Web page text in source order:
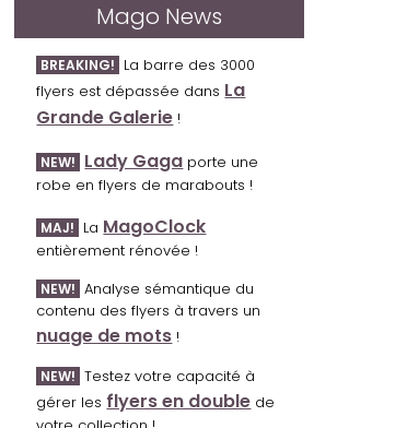
Mago News
BREAKING! La barre des 3000
flyers est dépassée dans La
Grande Galerie !
NEW! Lady Gaga porte une
robe en flyers de marabouts !
MAJ! La MagoClock
entièrement rénovée !
NEW! Analyse sémantique du
contenu des flyers à travers un
nuage de mots !
NEW! Testez votre capacité à
gérer les flyers en double de